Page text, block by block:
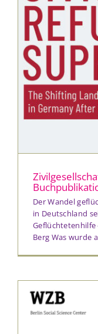
Der Wandel
in Deutschland
Geflüchtetenhilfe
Berg Was wurde